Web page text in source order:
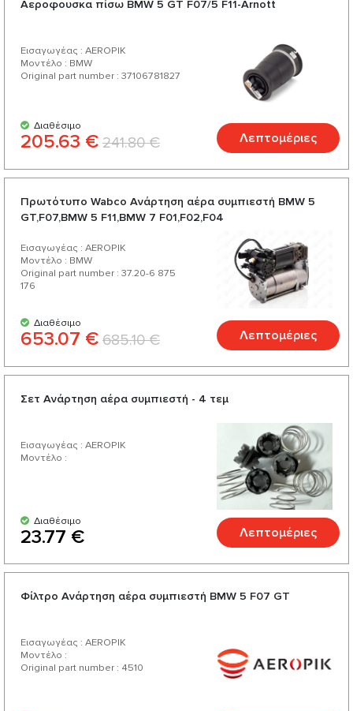
περισσότερα από 200 προϊόντα για το αυτοκίνητό σας.
Αεροφουσκα πίσω BMW 5 GT F07/5 F11-Arnott
Εισαγωγέας : AEROPIK
Μοντέλο : BMW
Original part number : 37106781827
Διαθέσιμο
205.63 € 241.80 € Λεπτομέριες
Πρωτότυπο Wabco Ανάρτηση αέρα συμπιεστή BMW 5
GT,F07,BMW 5 F11,BMW 7 F01,F02,F04
Εισαγωγέας : AEROPIK
Μοντέλο : BMW
Original part number : 37.20-6 875
176
Διαθέσιμο
653.07 € 685.10 € Λεπτομέριες
Σετ Ανάρτηση αέρα συμπιεστή - 4 τεμ
Εισαγωγέας : AEROPIK
Μοντέλο :
Διαθέσιμο
23.77 € Λεπτομέριες
Φίλτρο Ανάρτηση αέρα συμπιεστή BMW 5 F07 GT
Εισαγωγέας : AEROPIK
Μοντέλο :
Original part number : 4510